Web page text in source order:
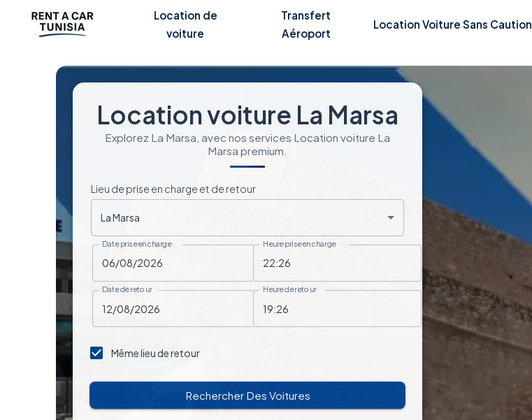
Location de
voiture
Transfert
Aéroport
Location Voiture Sans Caution
Location voiture La Marsa
Explorez La Marsa, avec nos services Location voiture La
Marsa premium.
Lieu de prise en charge et de retour
La Marsa
Date prise en charge Heure prise en charge
Date de retour Heure de retour
Même lieu de retour
Rechercher Des Voitures